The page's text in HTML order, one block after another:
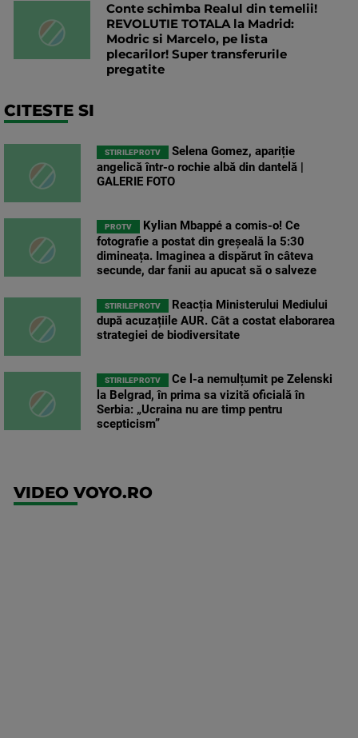
Conte schimba Realul din temelii!
REVOLUTIE TOTALA la Madrid:
Modric si Marcelo, pe lista
plecarilor! Super transferurile
pregatite
CITESTE SI
STIRILEPROTV
Selena Gomez, apariție
angelică într-o rochie albă din dantelă |
GALERIE FOTO
PROTV
Kylian Mbappé a comis-o! Ce
fotografie a postat din greșeală la 5:30
dimineața. Imaginea a dispărut în câteva
secunde, dar fanii au apucat să o salveze
STIRILEPROTV
Reacția Ministerului Mediului
după acuzațiile AUR. Cât a costat elaborarea
strategiei de biodiversitate
STIRILEPROTV
Ce l-a nemulțumit pe Zelenski
la Belgrad, în prima sa vizită oficială în
Serbia: „Ucraina nu are timp pentru
scepticism”
VIDEO VOYO.RO